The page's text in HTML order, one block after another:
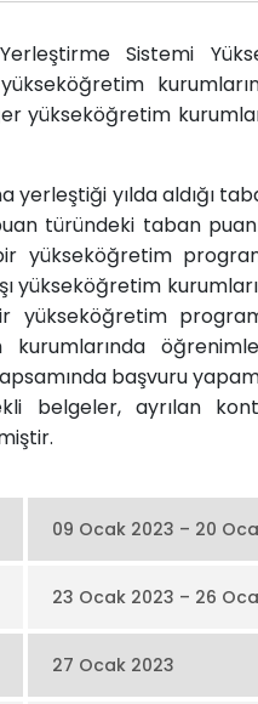
Sistemi
yükseköğretim
yılda aldığı
türündeki taban
yükseköğretim
yükseköğretim
yükseköğretim
kurumlarında
başvuru
belgeler, ayrılan
09 Ocak 2023 – 20
23 Ocak 2023 – 26
27 Ocak 2023